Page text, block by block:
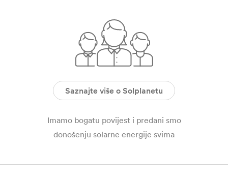
Saznajte više o Solplanetu
Imamo bogatu povijest i predani smo
donošenju solarne energije svima